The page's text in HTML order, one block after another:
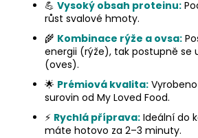
💪 Vysoký obsah proteinu:
růst svalové hmoty.
🌾 Kombinace rýže a ovsa:
energii (rýže), tak postupně se
(oves).
🌟 Prémiová kvalita:
surovin od My Loved Food.
⚡ Rychlá příprava: Ideální do
máte hotovo za 2–3 minuty.